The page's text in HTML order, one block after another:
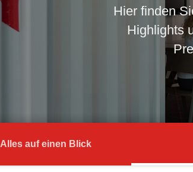
Hier finden
Highlights
Alles auf einen Blick